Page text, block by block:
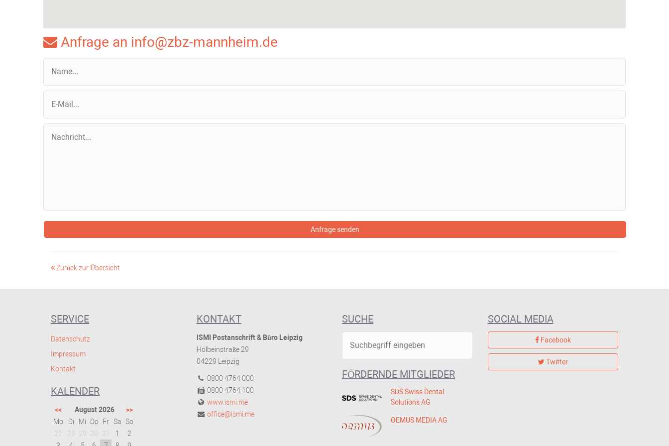
Anfrage an info@zbz-mannheim.de
Anfrage senden
Zurück zur Übersicht
SERVICE
Datenschutz
Impressum
Kontakt
KALENDER
<< August 2026
>>
Mo
Di Mi Do Fr Sa So
27
28 29 30 31 1
2
KONTAKT
ISMI Postanschrift & Büro Leipzig
Holbeinstraße 29
04229 Leipzig
0800 4764 000
0800 4764 100
www.ismi.me
office@ismi.me
SUCHE
FÖRDERNDE MITGLIEDER
SDS Swiss Dental
Solutions AG
OEMUS MEDIA AG
SOCIAL MEDIA
Facebook
Twitter